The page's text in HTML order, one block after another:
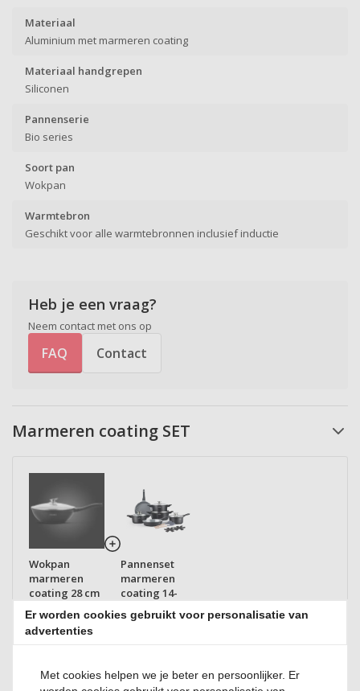
Heb je een vraag?
Neem contact met ons op
FAQ Contact
Materiaal
Aluminium met marmeren coating
Materiaal handgrepen
Siliconen
Pannenserie
Bio series
Soort pan
Wokpan
Warmtebron
Geschikt voor alle warmtebronnen inclusief inductie
Marmeren coating SET
Wokpan
marmeren
coating 28 cm
zwart
Pannenset
marmeren
coating 14-
delig zwart
209,90
Er worden cookies gebruikt voor personalisatie van
advertenties
Met cookies helpen we je beter en persoonlijker. Er